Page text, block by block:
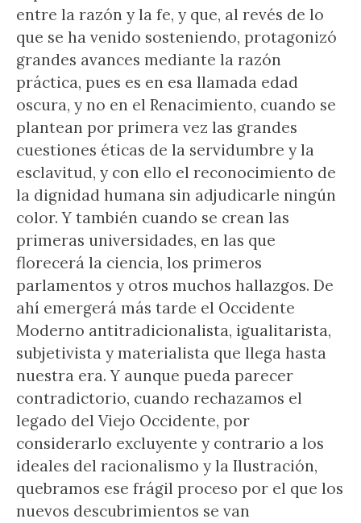
entre la razón y la fe, y que, al revés de lo
que se ha venido sosteniendo, protagonizó
grandes avances mediante la razón
práctica, pues es en esa llamada edad
oscura, y no en el Renacimiento, cuando se
plantean por primera vez las grandes
cuestiones éticas de la servidumbre y la
esclavitud, y con ello el reconocimiento de
la dignidad humana sin adjudicarle ningún
color. Y también cuando se crean las
primeras universidades, en las que
florecerá la ciencia, los primeros
parlamentos y otros muchos hallazgos. De
ahí emergerá más tarde el Occidente
Moderno antitradicionalista, igualitarista,
subjetivista y materialista que llega hasta
nuestra era. Y aunque pueda parecer
contradictorio, cuando rechazamos el
legado del Viejo Occidente, por
considerarlo excluyente y contrario a los
ideales del racionalismo y la Ilustración,
quebramos ese frágil proceso por el que los
nuevos descubrimientos se van